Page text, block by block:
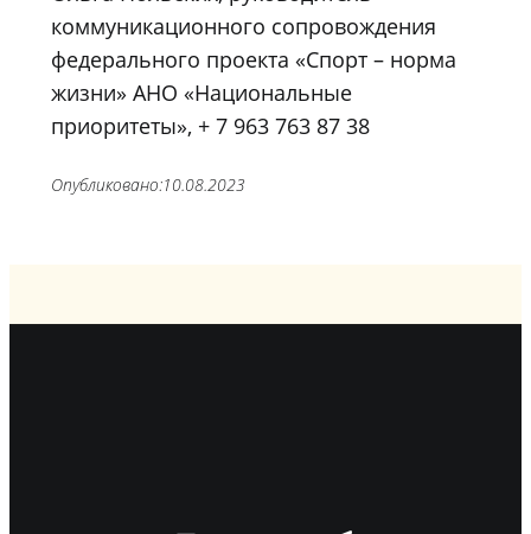
коммуникационного сопровождения
федерального проекта «Спорт – норма
жизни» АНО «Национальные
приоритеты», + 7 963 763 87 38
Опубликовано:10.08.2023